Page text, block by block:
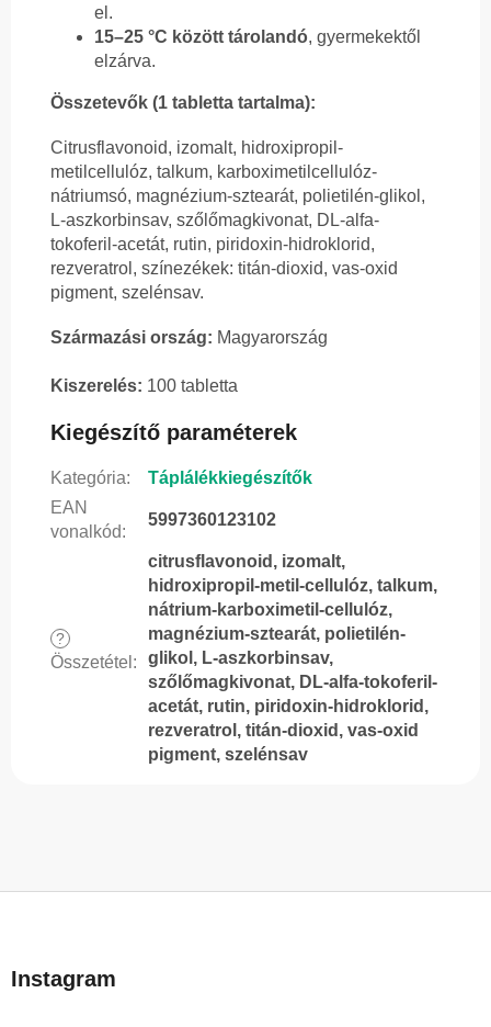
el.
15–25 °C között tárolandó, gyermekektől
elzárva.
Összetevők (1 tabletta tartalma):
Citrusflavonoid, izomalt, hidroxipropil-
metilcellulóz, talkum, karboximetilcellulóz-
nátriumsó, magnézium-sztearát, polietilén-glikol,
L-aszkorbinsav, szőlőmagkivonat, DL-alfa-
tokoferil-acetát, rutin, piridoxin-hidroklorid,
rezveratrol, színezékek: titán-dioxid, vas-oxid
pigment, szelénsav.
Származási ország: Magyarország
Kiszerelés: 100 tabletta
Kiegészítő paraméterek
Kategória:
Táplálékkiegészítők
EAN
vonalkód:
5997360123102
?
Összetétel :
citrusflavonoid, izomalt,
hidroxipropil-metil-cellulóz, talkum,
nátrium-karboximetil-cellulóz,
magnézium-sztearát, polietilén-
glikol, L-aszkorbinsav,
szőlőmagkivonat, DL-alfa-tokoferil-
acetát, rutin, piridoxin-hidroklorid,
rezveratrol, titán-dioxid, vas-oxid
pigment, szelénsav
bInstagram